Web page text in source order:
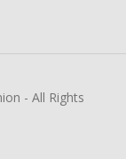
- All Rights